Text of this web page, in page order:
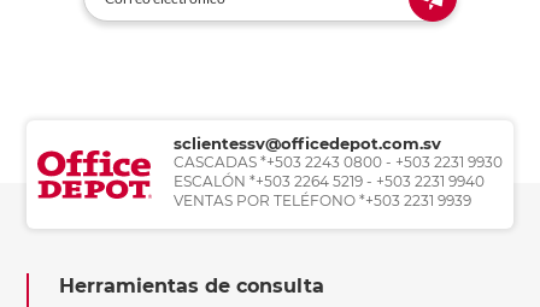
sclientessv@officedepot.com.sv
CASCADAS *+503 2243 0800 - +503 2231 9930
ESCALÓN *+503 2264 5219 - +503 2231 9940
VENTAS POR TELÉFONO *+503 2231 9939
Herramientas de consulta